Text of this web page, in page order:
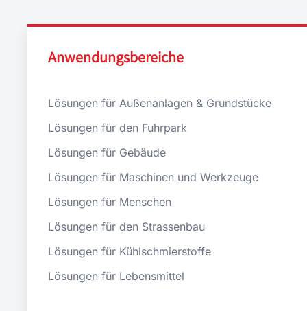
Anwendungsbereiche
Lösungen für Außenanlagen & Grundstücke
Lösungen für den Fuhrpark
Lösungen für Gebäude
Lösungen für Maschinen und Werkzeuge
Lösungen für Menschen
Lösungen für den Strassenbau
Lösungen für Kühlschmierstoffe
Lösungen für Lebensmittel